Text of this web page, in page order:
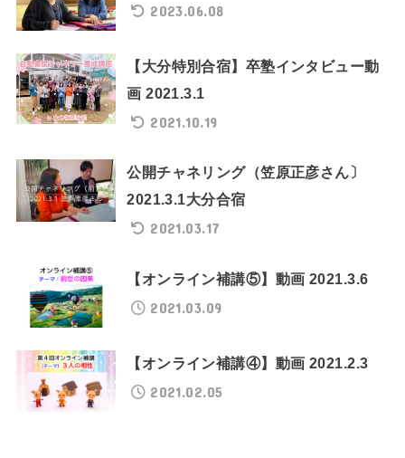
2023.06.08
【大分特別合宿】卒塾インタビュー動
画 2021.3.1
2021.10.19
公開チャネリング（笠原正彦さん〕
2021.3.1大分合宿
2021.03.17
【オンライン補講⑤】動画 2021.3.6
2021.03.09
【オンライン補講④】動画 2021.2.3
2021.02.05